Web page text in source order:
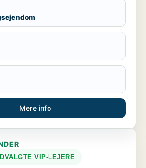
Mere info
VIP-LEJERE